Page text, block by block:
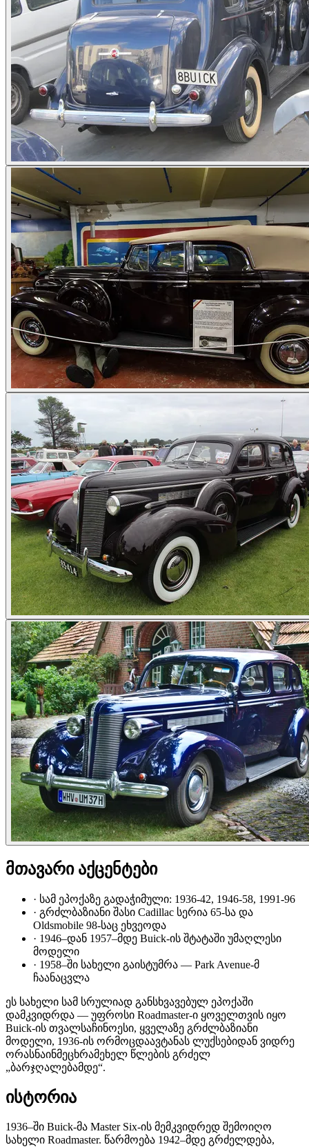
მთავარი აქცენტები
· სამ ეპოქაზე გადაჭიმული: 1936-42, 1946-58, 1991-96
· გრძლბაზიანი შასი Cadillac სერია 65-სა და
Oldsmobile 98-საც ეხვეოდა
· 1946–დან 1957–მდე Buick-ის შტატაში უმაღლესი
მოდელი
· 1958–ში სახელი გაისტუმრა — Park Avenue-მ
ჩაანაცვლა
ეს სახელი სამ სრულიად განსხვავებულ ეპოქაში
დამკვიდრდა — უფროსი Roadmaster-ი ყოველთვის იყო
Buick-ის თვალსაჩინოესი, ყველაზე გრძლბაზიანი
მოდელი, 1936-ის ორმოცდაავტანას ლუქსებიდან ვიდრე
ორასნაინმეცხრამეხელ წლების გრძელ
„ბარჯღალებამდე“.
ისტორია
1936–ში Buick-მა Master Six-ის მემკვიდრედ შემოიღო
სახელი Roadmaster. წარმოება 1942–მდე გრძელდება,